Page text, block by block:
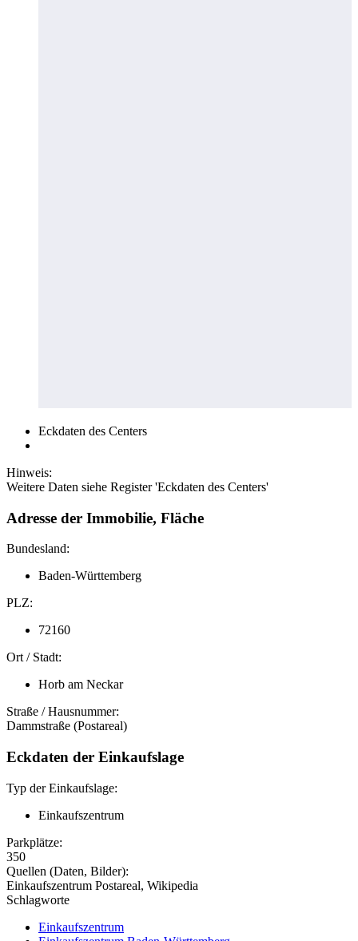
Eckdaten des Centers
Hinweis:
Weitere Daten siehe Register 'Eckdaten des Centers'
Adresse der Immobilie, Fläche
Bundesland:
Baden-Württemberg
PLZ:
72160
Ort / Stadt:
Horb am Neckar
Straße / Hausnummer:
Dammstraße (Postareal)
Eckdaten der Einkaufslage
Typ der Einkaufslage:
Einkaufszentrum
Parkplätze:
350
Quellen (Daten, Bilder):
Einkaufszentrum Postareal, Wikipedia
Schlagworte
Einkaufszentrum